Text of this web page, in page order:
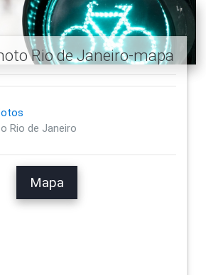
Rio de Janeiro-mapa
Rio de Janeiro
Mapa